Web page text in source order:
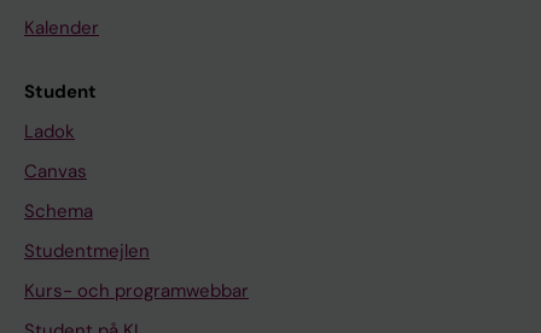
Kalender
Student
Ladok
Canvas
Schema
Studentmejlen
Kurs- och programwebbar